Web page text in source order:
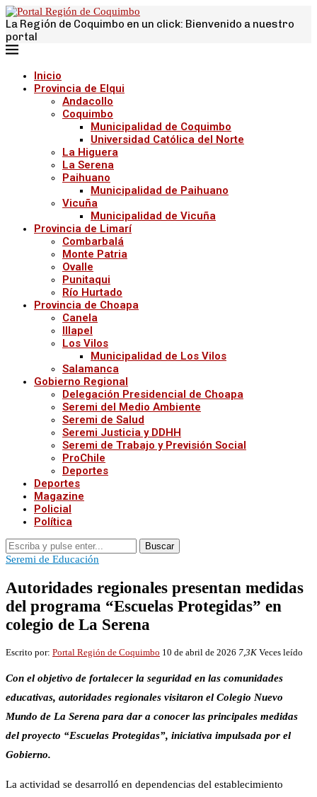
La Región de Coquimbo en un click: Bienvenido a nuestro
portal
Inicio
Provincia de Elqui
Andacollo
Coquimbo
Municipalidad de Coquimbo
Universidad Católica del Norte
La Higuera
La Serena
Paihuano
Municipalidad de Paihuano
Vicuña
Municipalidad de Vicuña
Provincia de Limarí
Combarbalá
Monte Patria
Ovalle
Punitaqui
Río Hurtado
Provincia de Choapa
Canela
Illapel
Los Vilos
Municipalidad de Los Vilos
Salamanca
Gobierno Regional
Delegación Presidencial de Choapa
Seremi del Medio Ambiente
Seremi de Salud
Seremi Justicia y DDHH
Seremi de Trabajo y Previsión Social
ProChile
Deportes
Deportes
Magazine
Policial
Política
Buscar
Seremi de Educación
Autoridades regionales presentan medidas
del programa “Escuelas Protegidas” en
colegio de La Serena
Escrito por: Portal Región de Coquimbo 10 de abril de 2026 7,3K Veces leído
Con el objetivo de fortalecer la seguridad en las comunidades
educativas, autoridades regionales visitaron el Colegio Nuevo
Mundo de La Serena para dar a conocer las principales medidas
del proyecto “Escuelas Protegidas”, iniciativa impulsada por el
Gobierno.
La actividad se desarrolló en dependencias del establecimiento